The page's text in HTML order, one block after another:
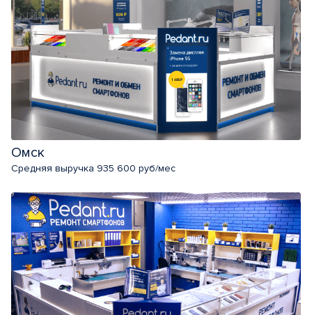
Омск
Средняя выручка 935 600 руб/мес